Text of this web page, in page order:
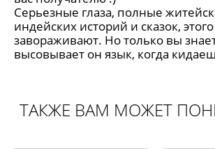
Серьезные глаза, полные
индейских историй и сказок,
завораживают. Но только вы
высовывает он язык, когда
ТАКЖЕ ВАМ МОЖЕТ